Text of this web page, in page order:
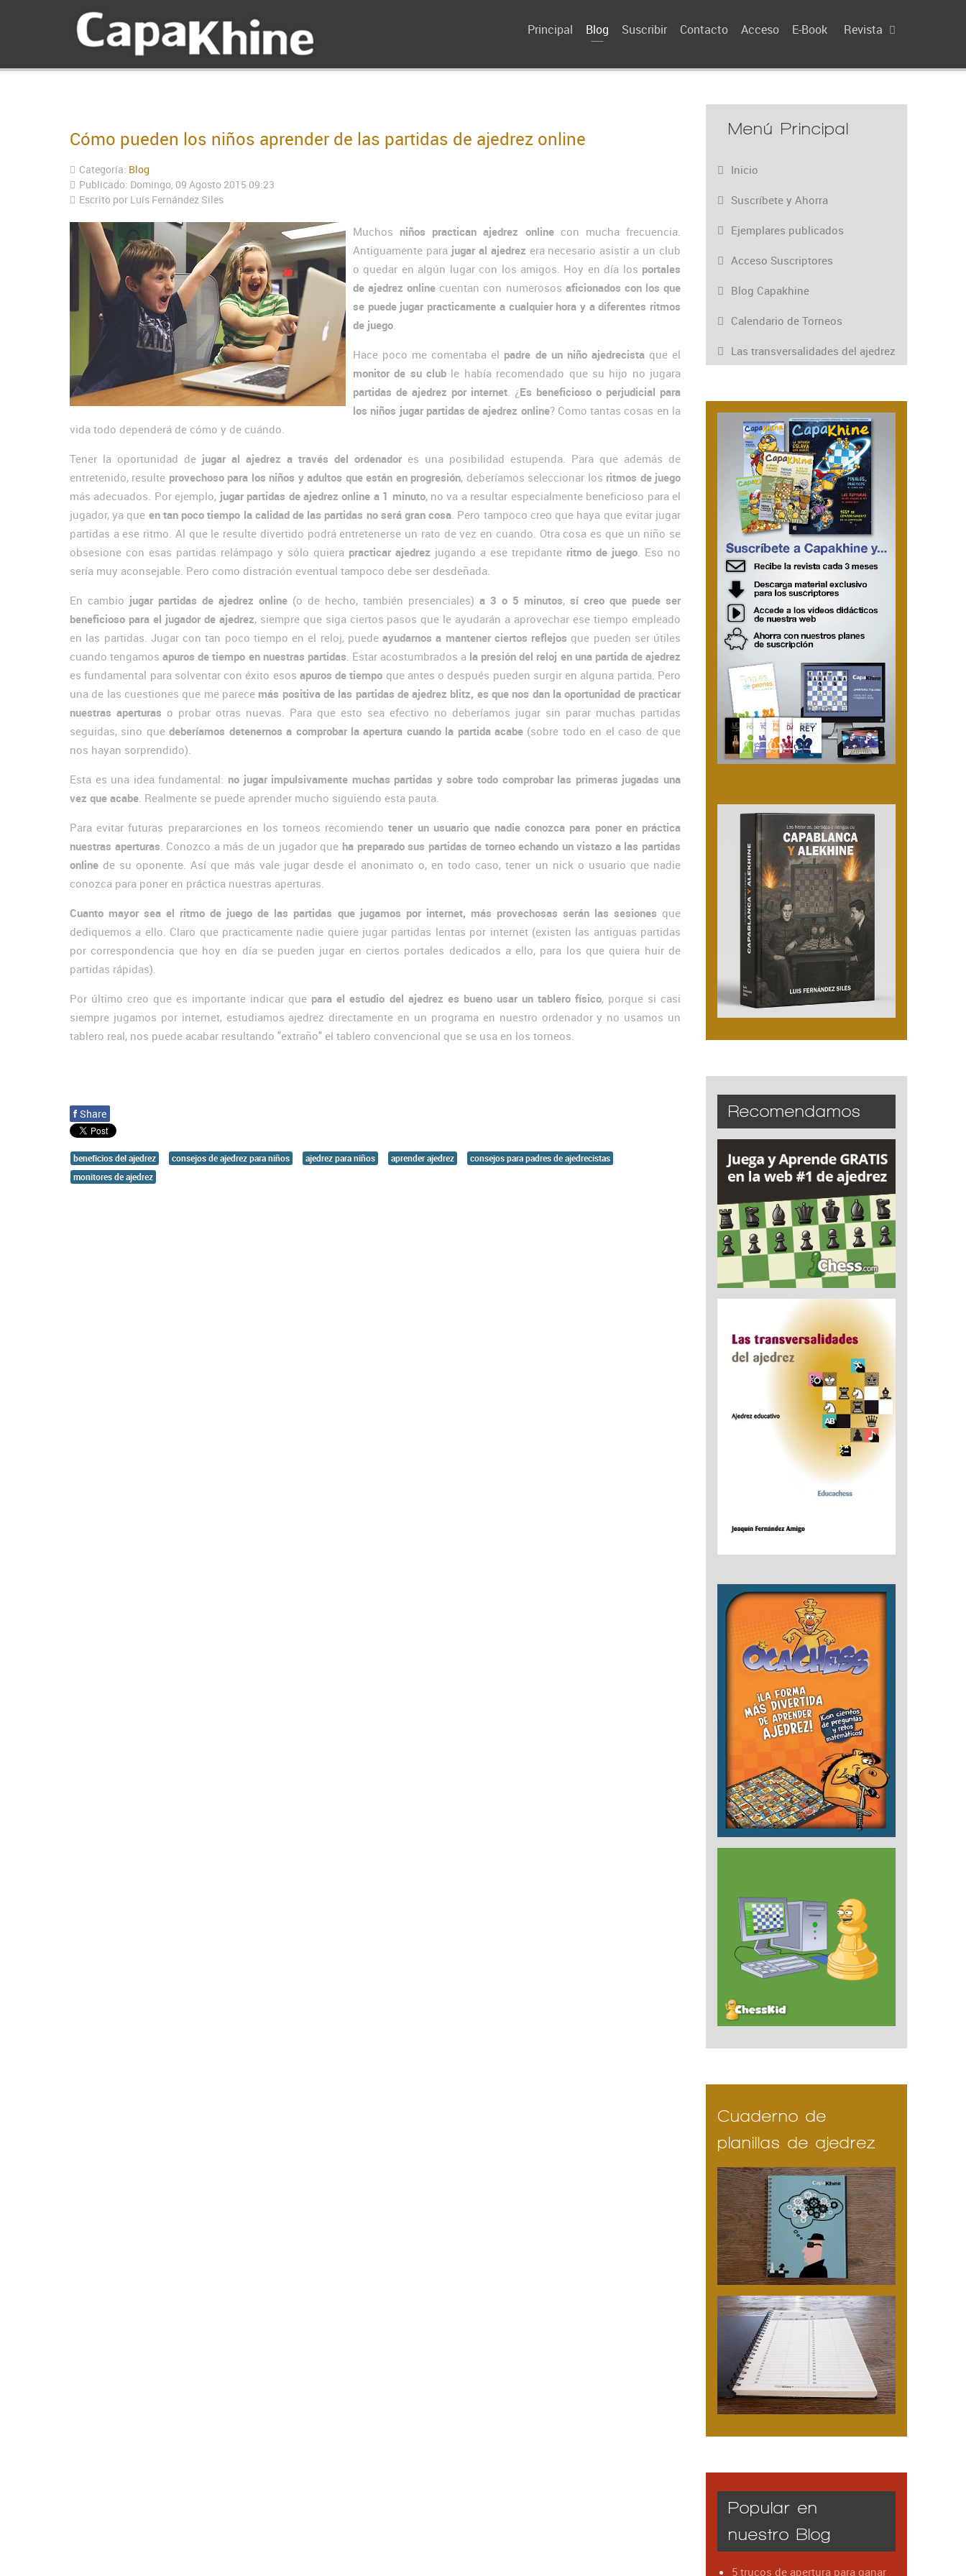
Principal Blog Suscribir Contacto Acceso E-Book Revista
Cómo pueden los niños aprender de las partidas de ajedrez online
Categoría: Blog
Publicado: Domingo, 09 Agosto 2015 09:23
Escrito por Luís Fernández Siles
Muchos niños practican ajedrez onlinecon mucha frecuencia.
Antiguamente para jugar al ajedrez era necesario asistir a un club
o quedar en algún lugar con los amigos. Hoy en día los portales
de ajedrez online cuentan con numerosos aficionados con los que
se puede jugar practicamente a cualquier hora y a diferentes ritmos
de juego
Hace poco me comentaba el padre de un niño ajedrecistaque el
monitor de su club le había recomendado que su hijo no jugara
partidas de ajedrez por internet . ¿Es beneficioso o perjudicial para
los niños jugar partidas de ajedrez online? Como tantas cosas en la
vida todo dependerá de cómo y de cuándo.
Tener la oportunidad de jugar al ajedrez a través del ordenador es una posibilidad estupenda. Para que además de
entretenido, resulte provechoso para los niños y adultos que están en progresión, deberíamos seleccionar los ritmos de juego
más adecuados. Por ejemplo, jugar partidas de ajedrez online a 1 minuto, no va a resultar especialmente beneficioso para el
jugador, ya que en tan poco tiempo la calidad de las partidas no será gran cosa . Pero tampoco creo que haya que evitar jugar
partidas a ese ritmo. Al que le resulte divertido podrá entretenerse un rato de vez en cuando. Otra cosa es que un niño se
obsesione con esas partidas relámpago y sólo quiera practicar ajedrez jugando a ese trepidante ritmo de juego . Eso no
sería muy aconsejable. Pero como distración eventual tampoco debe ser desdeñada.
En cambio jugar partidas de ajedrez online (o de hecho, también presenciales) a 3 o 5 minutos, sí creo que puede ser
beneficioso para el jugador de ajedrez, siempre que siga ciertos pasos que le ayudarán a aprovechar ese tiempo empleado
en las partidas. Jugar con tan poco tiempo en el reloj, puede ayudarnos a mantener ciertos reflejos que pueden ser útiles
cuando tengamos apuros de tiempo en nuestras partidas . Estar acostumbrados a la presión del reloj en una partida de ajedrez
es fundamental para solventar con éxito esos apuros de tiempo que antes o después pueden surgir en alguna partida. Pero
una de las cuestiones que me parece más positiva de las partidas de ajedrez blitz, es que nos dan la oportunidad de practicar
nuestras aperturas o probar otras nuevas. Para que esto sea efectivo no deberíamos jugar sin parar muchas partidas
seguidas, sino quedeberíamos detenernos a comprobar la apertura cuando la partida acabe (sobre todo en el caso de que
nos hayan sorprendido).
Esta es una idea fundamental: no jugar impulsivamente muchas partidas y sobre todo comprobar las primeras jugadas una
vez que acabe . Realmente se puede aprender mucho siguiendo esta pauta.
Para evitar futuras prepararciones en los torneos recomiendotener un usuario que nadie conozca para poner en práctica
nuestras aperturas . Conozco a más de un jugador que ha preparado sus partidas de torneo echando un vistazo a las partidas
online de su oponente. Así que más vale jugar desde el anonimato o, en todo caso, tener un nick o usuario que nadie
conozca para poner en práctica nuestras aperturas.
Cuanto mayor sea el ritmo de juego de las partidas que jugamos por internet, más provechosas serán las sesiones que
dediquemos a ello. Claro que practicamente nadie quiere jugar partidas lentas por internet (existen las antiguas partidas
por correspondencia que hoy en día se pueden jugar en ciertos portales dedicados a ello, para los que quiera huir de
partidas rápidas).
Por último creo que es importante indicar que para el estudio del ajedrez es bueno usar un tablero físico, porque si casi
siempre jugamos por internet, estudiamos ajedrez directamente en un programa en nuestro ordenador y no usamos un
tablero real, nos puede acabar resultando "extraño" el tablero convencional que se usa en los torneos.
f Share
beneficios del ajedrez consejos de ajedrez para niños ajedrez para niños aprender ajedrez
consejos para padres de ajedrecistas
monitores de ajedrez
Menú Principal
Inicio
Suscríbete y Ahorra
Ejemplares publicados
Acceso Suscriptores
Blog Capakhine
Calendario de Torneos
Las transversalidades del ajedrez
Recomendamos
Cuaderno de
planillas de ajedrez
Popular en
nuestro Blog
5 trucos de apertura para ganar